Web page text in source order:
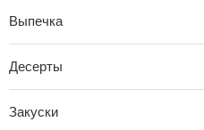
Выпечка
Десерты
Закуски